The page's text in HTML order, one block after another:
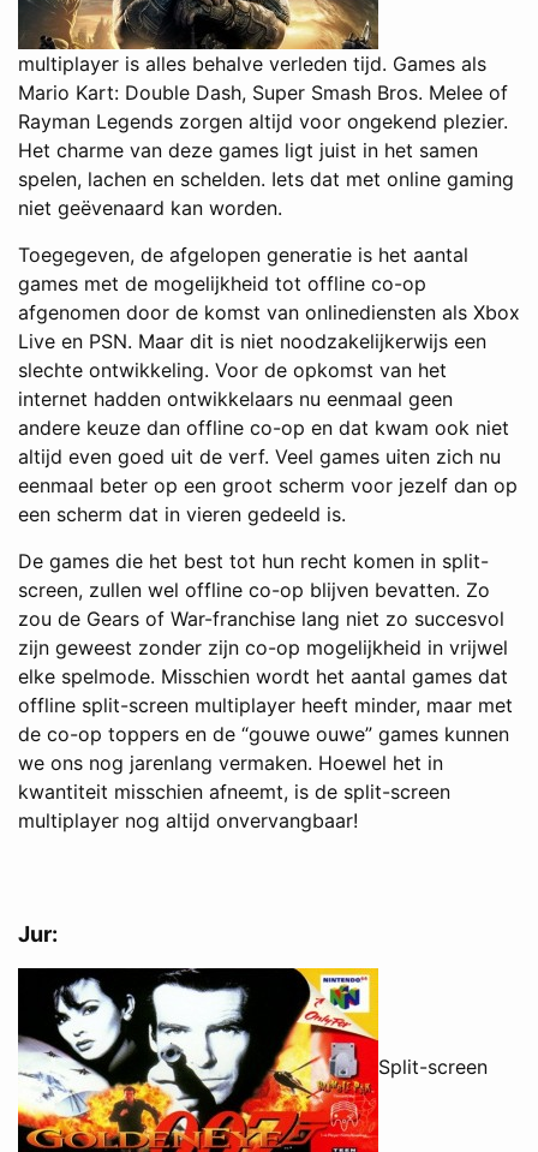
multiplayer is alles behalve verleden tijd. Games als
Mario Kart: Double Dash, Super Smash Bros. Melee of
Rayman Legends zorgen altijd voor ongekend plezier.
Het charme van deze games ligt juist in het samen
spelen, lachen en schelden. Iets dat met online gaming
niet geëvenaard kan worden.
Toegegeven, de afgelopen generatie is het aantal
games met de mogelijkheid tot offline co-op
afgenomen door de komst van onlinediensten als Xbox
Live en PSN. Maar dit is niet noodzakelijkerwijs een
slechte ontwikkeling. Voor de opkomst van het
internet hadden ontwikkelaars nu eenmaal geen
andere keuze dan offline co-op en dat kwam ook niet
altijd even goed uit de verf. Veel games uiten zich nu
eenmaal beter op een groot scherm voor jezelf dan op
een scherm dat in vieren gedeeld is.
De games die het best tot hun recht komen in split-
screen, zullen wel offline co-op blijven bevatten. Zo
zou de Gears of War-franchise lang niet zo succesvol
zijn geweest zonder zijn co-op mogelijkheid in vrijwel
elke spelmode. Misschien wordt het aantal games dat
offline split-screen multiplayer heeft minder, maar met
de co-op toppers en de “gouwe ouwe” games kunnen
we ons nog jarenlang vermaken. Hoewel het in
kwantiteit misschien afneemt, is de split-screen
multiplayer nog altijd onvervangbaar!
Jur:
Split-screen